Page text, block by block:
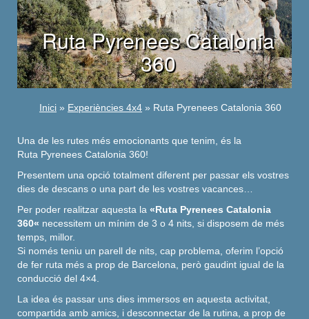
Ruta Pyrenees Catalonia
360
Inici » Experiències 4x4 » Ruta Pyrenees Catalonia 360
Una de les rutes més emocionants que tenim, és la
Ruta Pyrenees Catalonia 360!
Presentem una opció totalment diferent per passar els vostres
dies de descans o una part de les vostres vacances…
Per poder realitzar aquesta la «Ruta Pyrenees Catalonia
360« necessitem un mínim de 3 o 4 nits, si disposem de més
temps, millor.
Si només teniu un parell de nits, cap problema, oferim l’opció
de fer ruta més a prop de Barcelona, però gaudint igual de la
conducció del 4×4.
La idea és passar uns dies immersos en aquesta activitat,
compartida amb amics, i desconnectar de la rutina, a prop de